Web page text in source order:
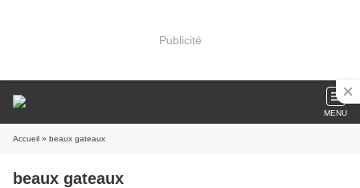
Publicité
MENU
Accueil » beaux gateaux
beaux gateaux